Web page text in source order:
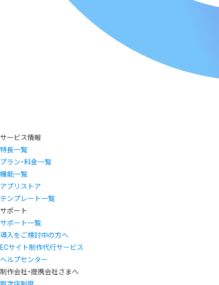
サービス情報
特長一覧
プラン・料金一覧
機能一覧
アプリストア
テンプレート一覧
サポート
サポート一覧
導入をご検討中の方へ
ECサイト制作代行サービス
ヘルプセンター
制作会社・提携会社さまへ